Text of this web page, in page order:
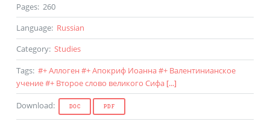
Pages: 260
Language: Russian
Category: Studies
Tags: #+ Аллоген #+ Апокриф Иоанна#+ Валентинианское
учение#+ Второе слово великого Сифа [...]
Download: DOC PDF